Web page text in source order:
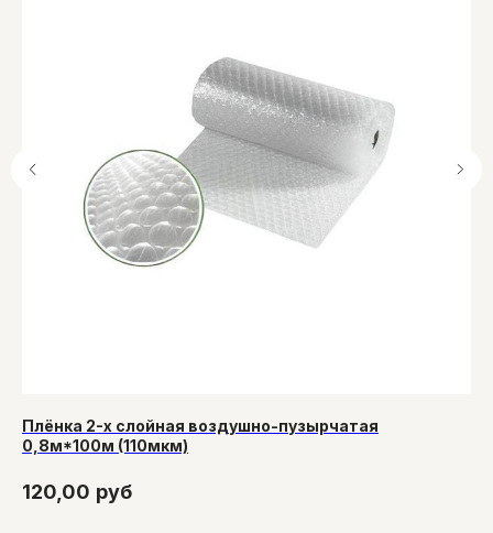
Плёнка 2-х слойная воздушно-пузырчатая
0,8м*100м (110мкм)
120,00 руб